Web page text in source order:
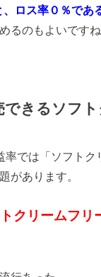
ロス率０％であ
るのもよいです
きるソフ
率では「ソフト
があります。
クリームフ